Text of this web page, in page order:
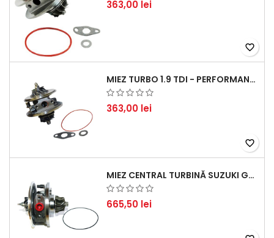
363,00 lei
favorite_border
MIEZ TURBO 1.9 TDI - PERFORMANȚĂ FIABILĂ PENTRU AUDI, SEAT, SKODA ȘI VW
363,00 lei
favorite_border
MIEZ CENTRAL TURBINĂ SUZUKI GRAND ESCUDO II 1.9 DDIS TRACȚIUNE INTEGRALĂ - MOTORIZARE 1.9L, 95 KW (129 CP)
665,50 lei